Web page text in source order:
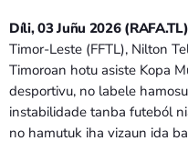
Díli, 03 Juñu 2026
Timor-Leste (FFTL), Nilton
Timoroan hotu asiste Kopa
desportivu, no labele
instabilidade tanba futeból
no hamutuk iha vizaun ida